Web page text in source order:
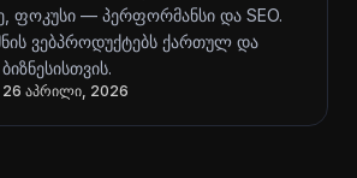
ფოკუსი — პერფორმანსი და SEO.
ვებპროდუქტებს ქართულ და
26 აპრილი, 2026